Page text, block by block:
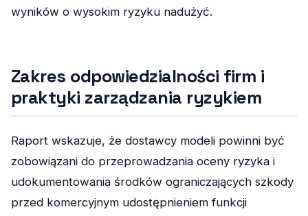
wyników o wysokim ryzyku nadużyć.
Zakres odpowiedzialności firm i
praktyki zarządzania ryzykiem
Raport wskazuje, że dostawcy modeli powinni być
zobowiązani do przeprowadzania oceny ryzyka i
udokumentowania środków ograniczających szkody
przed komercyjnym udostępnieniem funkcji